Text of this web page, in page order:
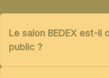
Le salon BEDEX est-il
public ?